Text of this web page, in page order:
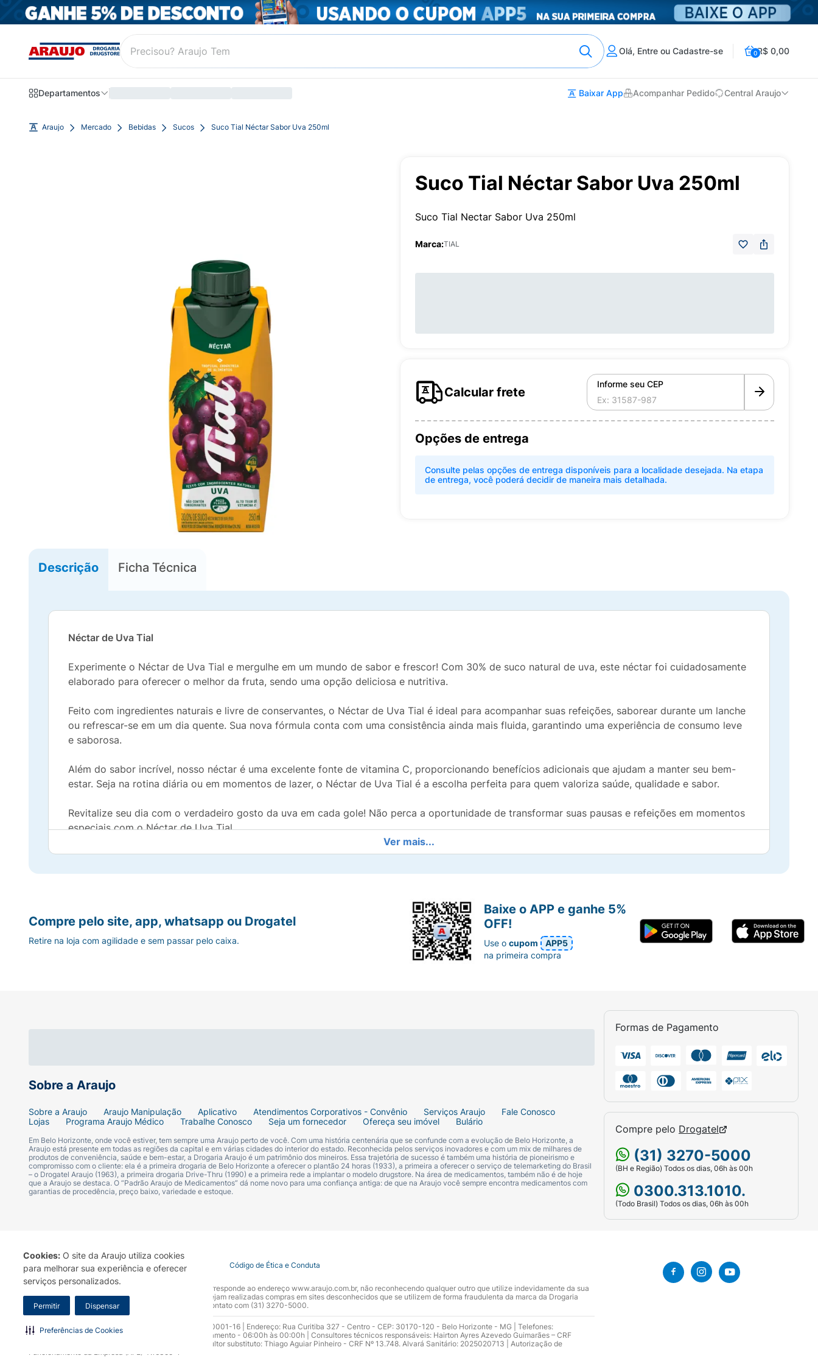
Cookies: O site da Araujo utiliza cookies
para melhorar sua experiência e oferecer
serviços personalizados.
Permitir Dispensar
Preferências de Cookies
Olá, Entre ou Cadastre-se 0R$ 0,00
Departamentos Baixar App Acompanhar Pedido Central Araujo
Araujo Mercado Bebidas Sucos Suco Tial Néctar Sabor Uva 250ml
Suco Tial Néctar Sabor Uva 250ml
Suco Tial Nectar Sabor Uva 250ml
Marca:TIAL
Calcular frete
Informe seu CEP
Opções de entrega
Consulte pelas opções de entrega disponíveis para a localidade desejada. Na etapa
de entrega, você poderá decidir de maneira mais detalhada.
Descrição Ficha Técnica
Néctar de Uva Tial
Experimente o Néctar de Uva Tial e mergulhe em um mundo de sabor e frescor! Com 30% de suco natural de uva, este néctar foi cuidadosamente
elaborado para oferecer o melhor da fruta, sendo uma opção deliciosa e nutritiva.
Feito com ingredientes naturais e livre de conservantes, o Néctar de Uva Tial é ideal para acompanhar suas refeições, saborear durante um lanche
ou refrescar-se em um dia quente. Sua nova fórmula conta com uma consistência ainda mais fluida, garantindo uma experiência de consumo leve
e saborosa.
Além do sabor incrível, nosso néctar é uma excelente fonte de vitamina C, proporcionando benefícios adicionais que ajudam a manter seu bem-
estar. Seja na rotina diária ou em momentos de lazer, o Néctar de Uva Tial é a escolha perfeita para quem valoriza saúde, qualidade e sabor.
Revitalize seu dia com o verdadeiro gosto da uva em cada gole! Não perca a oportunidade de transformar suas pausas e refeições em momentos
especiais com o Néctar de Uva Tial.
Ver mais...
Sobre a Araujo
Sobre a Araujo Araujo Manipulação Aplicativo Atendimentos Corporativos - Convênio Serviços Araujo
Fale Conosco
Lojas
Programa Araujo Médico Trabalhe Conosco Seja um fornecedor Ofereça seu imóvel Bulário
Em Belo Horizonte, onde você estiver, tem sempre uma Araujo perto de você. Com uma história centenária que se confunde com a evolução de Belo Horizonte, a
Araujo está presente em todas as regiões da capital e em várias cidades do interior do estado. Reconhecida pelos serviços inovadores e com um mix de milhares de
produtos de conveniência, saúde e bem-estar, a Drogaria Araujo é um patrimônio dos mineiros. Essa trajetória de sucesso é também uma história de pioneirismo e
compromisso com o cliente: ela é a primeira drogaria de Belo Horizonte a oferecer o plantão 24 horas (1933), a primeira a oferecer o serviço de telemarketing do Brasil
– o Drogatel Araujo (1963), a primeira drogaria Drive-Thru (1990) e a primeira rede a implantar o modelo drugstore. Na área de medicamentos, também não é de hoje
que a Araujo se destaca. O “Padrão Araujo de Medicamentos” dá nome novo para uma confiança antiga: de que na Araujo você sempre encontra medicamentos com
garantias de procedência, preço baixo, variedade e estoque.
Formas de Pagamento
Compre pelo Drogatel
(31) 3270-5000
(BH e Região) Todos os dias, 06h às 00h
0300.313.1010.
(Todo Brasil) Todos os dias, 06h às 00h
Compre pelo site, app, whatsapp ou Drogatel
Retire na loja com agilidade e sem passar pelo caixa.
Baixe o APP e ganhe 5%
OFF!
Use ocupom
APP5
na primeira compra
Termo de Uso Portal da Privacidade Covid-19 Código de Ética e Conduta
A Drogaria Araujo S/A informa que o seu site oficial corresponde ao endereço www.araujo.com.br, não reconhecendo qualquer outro que utilize indevidamente da sua
marca. Para sua segurança recomendamos que não sejam realizadas compras em sites desconhecidos que se utilizem de forma fraudulenta da marca da Drogaria
Araujo S.A. Em caso de dúvidas, gentileza entrar em contato com (31) 3270-5000.
Razão Social: Drogaria Araujo S.A | CNPJ: 17.256.512.0001-16 | Endereço: Rua Curitiba 327 - Centro - CEP: 30170-120 - Belo Horizonte - MG | Telefones:
0300.313.1010 e (31) 3270-5000 Horário de funcionamento - 06:00h às 00:00h | Consultores técnicos responsáveis: Hairton Ayres Azevedo Guimarães – CRF
10.965 | Yasmin Silva Alvarenga – CRF 52.584 - Consultor substituto: Thiago Aguiar Pinheiro - CRF Nº 13.748. Alvará Sanitário: 2025020713 | Autorização de
Funcionamento da Empresa (AFE): 7.16355-1